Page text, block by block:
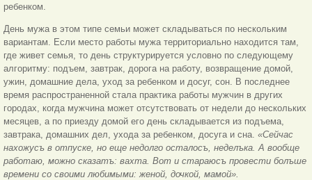
ребенком.
День мужа в этом типе семьи может складываться по нескольким
вариантам. Если место работы мужа территориально находится там,
где живет семья, то день структурируется условно по следующему
алгоритму: подъем, завтрак, дорога на работу, возвращение домой,
ужин, домашние дела, уход за ребенком и досуг, сон. В последнее
время распространенной стала практика работы мужчин в других
городах, когда мужчина может отсутствовать от недели до нескольких
месяцев, а по приезду домой его день складывается из подъема,
завтрака, домашних дел, ухода за ребенком, досуга и сна. «Сейчас
нахожусъ в отпуске, но еще недолго осталосъ, неделъка. А вообще
работаю, можно сказатъ: вахта. Вот и стараюсъ провести болъше
времени со своими любимыми: женой, дочкой, мамой».